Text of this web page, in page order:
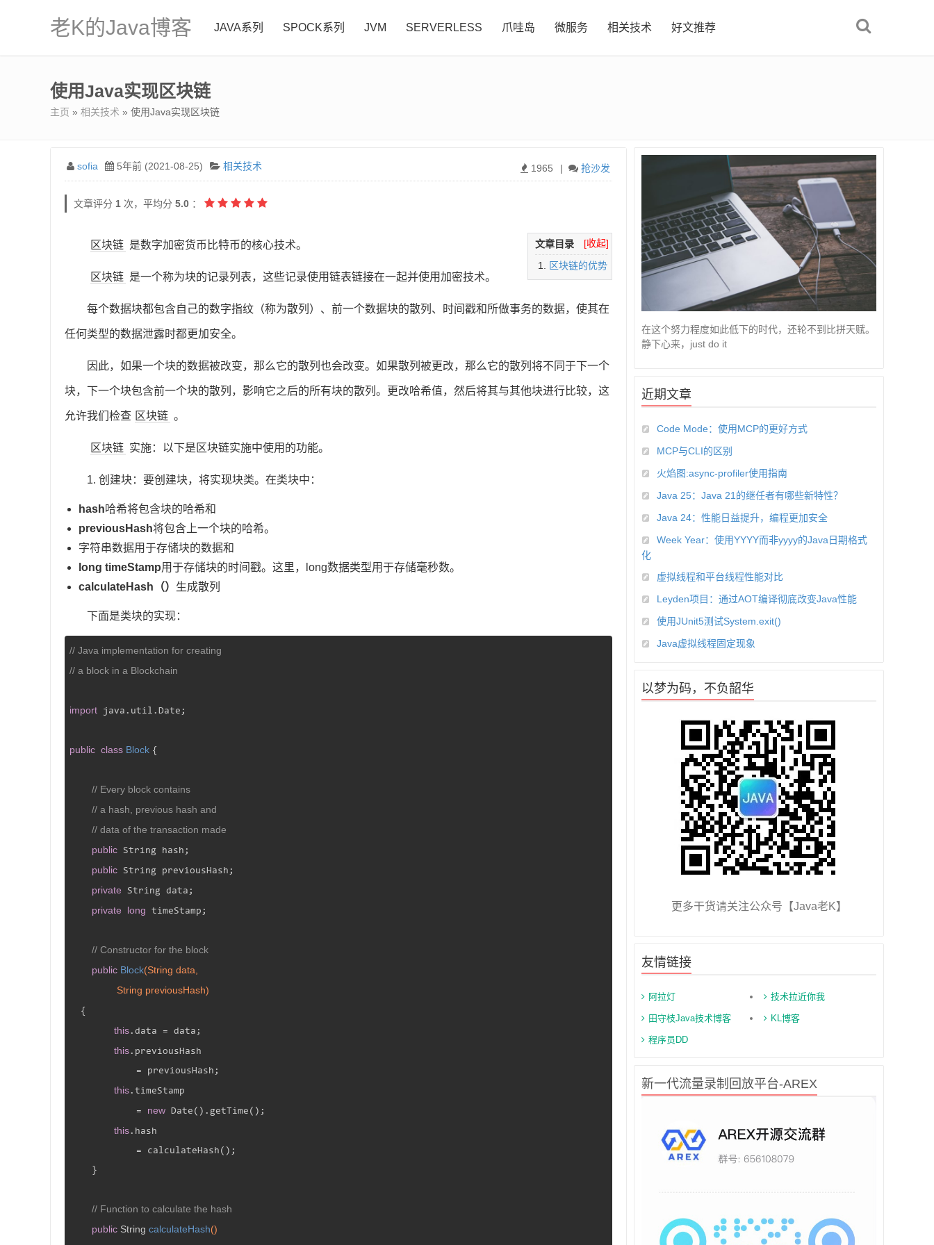
老K的Java博客 JAVA系列 SPOCK系列 JVM SERVERLESS 爪哇岛 微服务 相关技术 好文推荐
使用Java实现区块链
主页 » 相关技术 » 使用Java实现区块链
sofia 5年前 (2021-08-25) 相关技术 | 抢沙发
1965
文章评分 1 次，平均分 5.0 ：
[收起]
文章目录
区块链的优势
区块链 是数字加密货币比特币的核心技术。
区块链 是一个称为块的记录列表，这些记录使用链表链接在一起并使用加密技术。
每个数据块都包含自己的数字指纹（称为散列）、前一个数据块的散列、时间戳和所做事务的数据，使其在
任何类型的数据泄露时都更加安全。
因此，如果一个块的数据被改变，那么它的散列也会改变。如果散列被更改，那么它的散列将不同于下一个
块，下一个块包含前一个块的散列，影响它之后的所有块的散列。更改哈希值，然后将其与其他块进行比较，这
允许我们检查 区块链 。
区块链 实施：以下是区块链实施中使用的功能。
1. 创建块：要创建块，将实现块类。在类块中：
hash哈希将包含块的哈希和
previousHash将包含上一个块的哈希。
字符串数据用于存储块的数据和
long timeStamp用于存储块的时间戳。这里，long数据类型用于存储毫秒数。
calculateHash（） 生成散列
下面是类块的实现：
// Java implementation for creating
// a block in a Blockchain
import java.util.Date;
public class Block {
// Every block contains
// a hash, previous hash and
// data of the transaction made
public String hash;
public String previousHash;
private String data;
private long timeStamp;
// Constructor for the block
public Block(String data,
                 String previousHash)
{
this.data = data;
this.previousHash
            = previousHash;
this.timeStamp
            =
new Date().getTime();
this.hash
            = calculateHash();
    }
// Function to calculate the hash
public String calculateHash()
在这个努力程度如此低下的时代，还轮不到比拼天赋。
静下心来，just do it
近期文章
Code Mode：使用MCP的更好方式
MCP与CLI的区别
火焰图:async-profiler使用指南
Java 25：Java 21的继任者有哪些新特性？
Java 24：性能日益提升，编程更加安全
Week Year：使用YYYY而非yyyy的Java日期格式
化
虚拟线程和平台线程性能对比
Leyden项目：通过AOT编译彻底改变Java性能
使用JUnit5测试System.exit()
Java虚拟线程固定现象
以梦为码，不负韶华
更多干货请关注公众号【Java老K】
友情链接
阿拉灯 技术拉近你我
田守枝Java技术博客 KL博客
程序员DD
新一代流量录制回放平台-AREX